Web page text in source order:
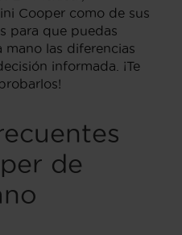
Cooper como de sus
para que puedas
las diferencias
informada. ¡Te
de